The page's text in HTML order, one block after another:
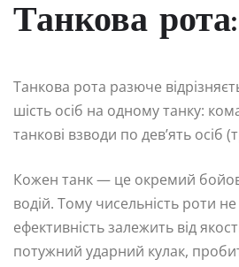
Танкова
Танкова рота разюче
шість осіб на одному танку:
танкові взводи по дев’ять осіб
Кожен танк — це окремий
водій. Тому чисельність роти
ефективність залежить від
потужний ударний кулак,